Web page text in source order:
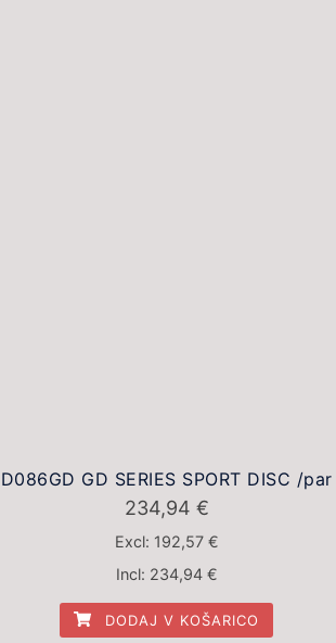
D086GD GD SERIES SPORT DISC /par
234,94 €
Excl: 192,57 €
Incl: 234,94 €
DODAJ V KOŠARICO